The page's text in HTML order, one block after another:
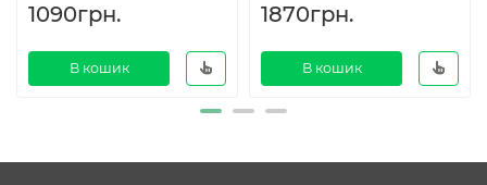
1090грн.
В кошик
1870грн.
В кошик